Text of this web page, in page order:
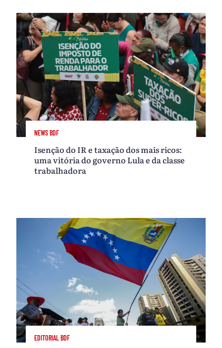
NEWS BDF
Isenção do IR e taxação dos mais ricos:
uma vitória do governo Lula e da classe
trabalhadora
EDITORIAL BDF